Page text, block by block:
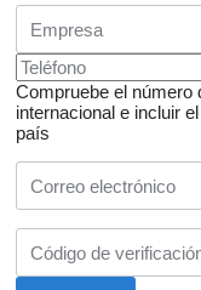
Compruebe el número
internacional e incluir
país